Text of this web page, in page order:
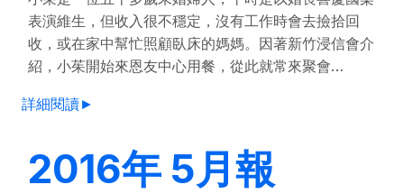
表演維生，但收入很不穩定，沒有工作時會去撿拾回
收，或在家中幫忙照顧臥床的媽媽。因著新竹浸信會介
紹，小茱開始來恩友中心用餐，從此就常來聚會…
詳細閱讀►
2016年 5月報